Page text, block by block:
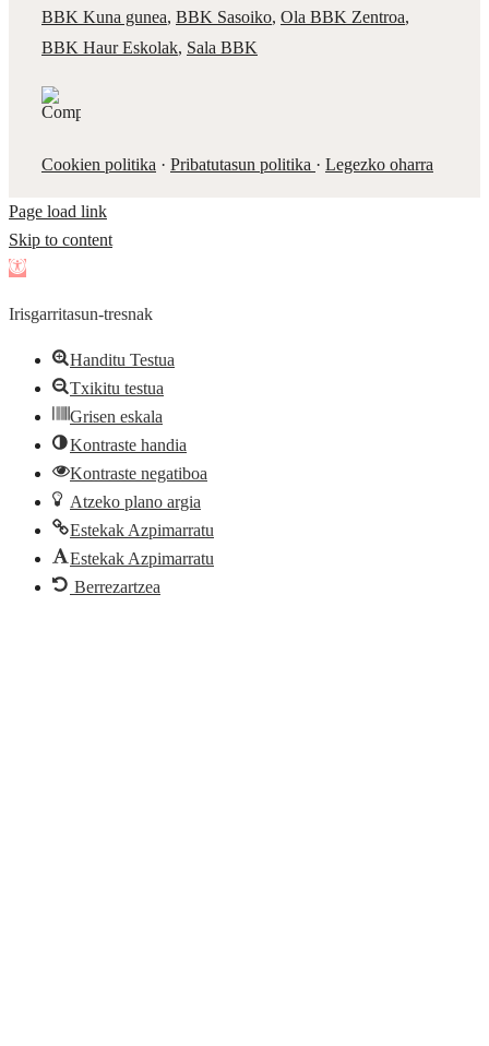
BBK Kuna gunea, BBK Sasoiko, Ola BBK Zentroa,
BBK Haur Eskolak, Sala BBK
Cookien politika · Pribatutasun politika · Legezko oharra
Page load link
Skip to content
Open
Irisgarritasun-tresnak
Handitu Testua
Txikitu testua
Grisen eskala
Kontraste handia
Kontraste negatiboa
Atzeko plano argia
Estekak Azpimarratu
Estekak Azpimarratu
Berrezartzea